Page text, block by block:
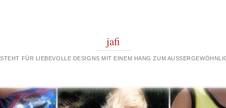
jafi
FÜR LIEBEVOLLE DESIGNS MIT EINEM HANG ZUM